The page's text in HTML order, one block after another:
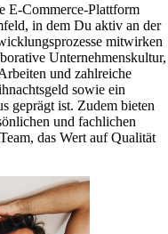
E-Commerce-Plattform
in dem Du aktiv an der
mitwirken
Unternehmenskultur,
und zahlreiche
sowie ein
geprägt ist. Zudem bieten
und fachlichen
das Wert auf Qualität